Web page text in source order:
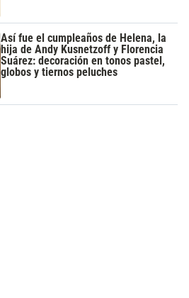
Así fue el cumpleaños de Helena, la
hija de Andy Kusnetzoff y Florencia
Suárez: decoración en tonos pastel,
globos y tiernos peluches